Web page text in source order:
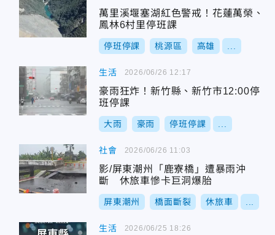
萬里溪堰塞湖紅色警戒！花蓮萬榮、
鳳林6村里停班課
停班停課 桃源區 高雄
生活
豪雨狂炸！新竹縣、新竹市12:00停
班停課
大雨 豪雨 停班停課
2026/06/26 12:17
社會
影/屏東潮州「鹿寮橋」遭暴雨沖
斷 休旅車慘卡巨洞爆胎
屏東潮州 橋面斷裂 休旅車
2026/06/26 11:03
生活 2026/06/25 18:26